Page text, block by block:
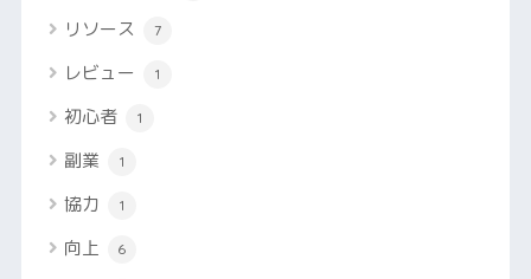
リソース 7
レビュー 1
初心者 1
副業 1
協力 1
向上 6